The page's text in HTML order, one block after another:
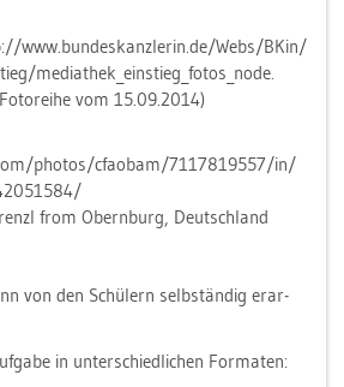
​www.​bun​desk​anzl​erin.​de/​Webs/​BKin/​
​me­dia­the­k_​ein­stie­g_​fo­to­s_​node.​
vom 15.09.2014)
​pho­tos/​cfaobam/​7117819557/​in/​
from Obern­burg, Deutsch­land
von den Schü­lern selb­stän­dig er­ar­
in un­ter­schied­li­chen For­ma­ten: